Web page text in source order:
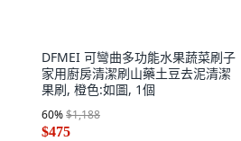
DFMEI 可彎曲多功能水果蔬菜刷子
家用廚房清潔刷山藥土豆去泥清潔
果刷, 橙色:如圖, 1個
60%$1,188
$475